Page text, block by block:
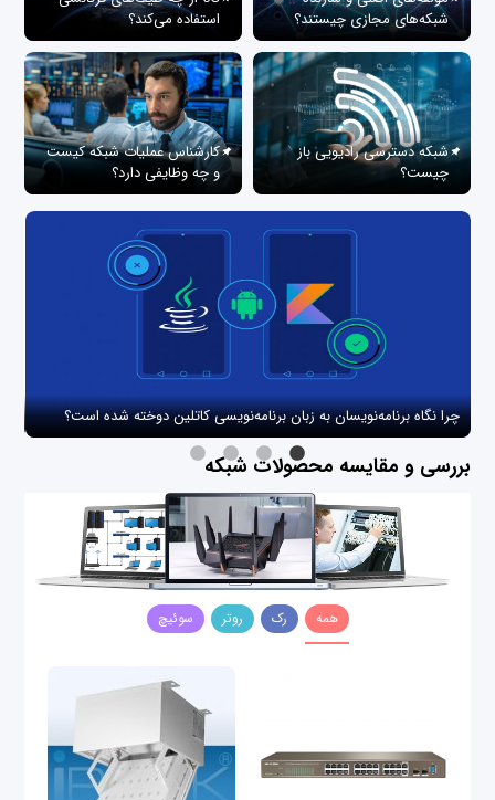
شبکه‌های مجازی چیستند؟
استفاده می‌کند؟
شبکه دسترسی رادیویی باز
چیست؟
کارشناس عملیات شبکه کیست
و چه وظایفی دارد؟
چرا نگاه برنامه‌نویسان به زبان برنامه‌نویسی کاتلین دوخته شده است؟
بررسی و مقایسه محصولات شبکه
همه رک روتر سوئیچ